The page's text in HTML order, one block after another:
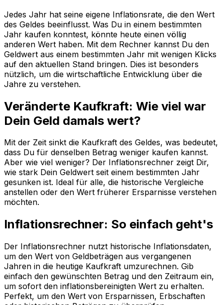
Jedes Jahr hat seine eigene Inflationsrate, die den Wert
des Geldes beeinflusst. Was Du in einem bestimmten
Jahr kaufen konntest, könnte heute einen völlig
anderen Wert haben. Mit dem Rechner kannst Du den
Geldwert aus einem bestimmten Jahr mit wenigen Klicks
auf den aktuellen Stand bringen. Dies ist besonders
nützlich, um die wirtschaftliche Entwicklung über die
Jahre zu verstehen.
Veränderte Kaufkraft: Wie viel war
Dein Geld damals wert?
Mit der Zeit sinkt die Kaufkraft des Geldes, was bedeutet,
dass Du für denselben Betrag weniger kaufen kannst.
Aber wie viel weniger? Der Inflationsrechner zeigt Dir,
wie stark Dein Geldwert seit einem bestimmten Jahr
gesunken ist. Ideal für alle, die historische Vergleiche
anstellen oder den Wert früherer Ersparnisse verstehen
möchten.
Inflationsrechner: So einfach geht's
Der Inflationsrechner nutzt historische Inflationsdaten,
um den Wert von Geldbeträgen aus vergangenen
Jahren in die heutige Kaufkraft umzurechnen. Gib
einfach den gewünschten Betrag und den Zeitraum ein,
um sofort den inflationsbereinigten Wert zu erhalten.
Perfekt, um den Wert von Ersparnissen, Erbschaften